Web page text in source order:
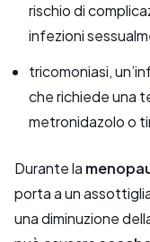
rischio di
infezioni
tricomoniasi,
che richiede una
metronidazolo o
Durante la
porta a un
una diminuzione